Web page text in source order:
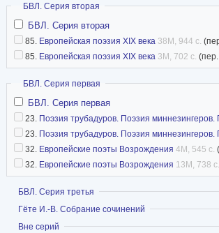
Скрыть
БВЛ. Серия вторая
БВЛ. Серия вторая
85. Европейская поэзия XIX века 38M, 944 с.
85. Европейская поэзия XIX века 3M, 702 с. (пер.
Скрыть
БВЛ. Серия первая
БВЛ. Серия первая
23. Поэзия трубадуров. Поэзия миннезингеров.
23. Поэзия трубадуров. Поэзия миннезингеров.
32. Европейские поэты Возрождения 4M, 545 с.
32. Европейские поэты Возрождения 13M, 738 с.
Показать
БВЛ. Серия третья
Показать
Гёте И.-В. Собрание сочинений
Показать
Вне серий